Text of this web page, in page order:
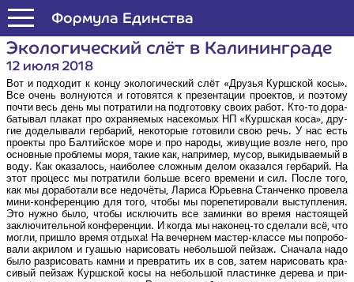
Формула Единства
Эко­ло­ги­че­ский слёт в Калининграде
12 июля 2018
Вот и под­хо­дит к кон­цу эко­ло­ги­че­ский слёт «Дру­зья Курш­ской косы».
Все очень вол­ну­ют­ся и гото­вят­ся к пре­зен­та­ции про­ек­тов, и поэто­му
почти весь день мы потра­ти­ли на под­го­тов­ку сво­их работ. Кто-то дора­
ба­ты­вал пла­кат про охра­ня­е­мых насе­ко­мых НП «Курш­ская коса», дру­
гие доде­лы­ва­ли гер­ба­рий, неко­то­рые гото­ви­ли свою речь. У нас есть
про­ек­ты про Бал­тий­ское море и про наро­ды, живу­щие воз­ле него, про
основ­ные про­бле­мы моря, такие как, напри­мер, мусор, выки­ды­ва­е­мый в
воду. Как ока­за­лось, наи­бо­лее слож­ным делом ока­зал­ся гер­ба­рий. На
этот про­цесс мы потра­ти­ли боль­ше все­го вре­ме­ни и сил. После того,
как мы дора­бо­та­ли все недо­чё­ты, Лари­са Юрьев­на Стан­чен­ко про­ве­ла
мини-кон­фе­рен­цию для того, что­бы мы поре­пе­ти­ро­ва­ли выступ­ле­ния.
Это нуж­но было, что­бы исклю­чить все замин­ки во вре­мя насто­я­щей
заклю­чи­тель­ной кон­фе­рен­ции. И когда мы нако­нец-то сде­ла­ли всё, что
мог­ли, при­шло вре­мя отды­ха! На вечер­нем мастер-клас­се мы попро­бо­
ва­ли акри­лом и гуа­шью нари­со­вать неболь­шой пей­заж. Сна­ча­ла надо
было раз­ри­со­вать кам­ни и пре­вра­тить их в сов, затем нари­со­вать кра­
си­вый пей­заж Курш­ской косы на неболь­шой пла­стин­ке дере­ва и при­